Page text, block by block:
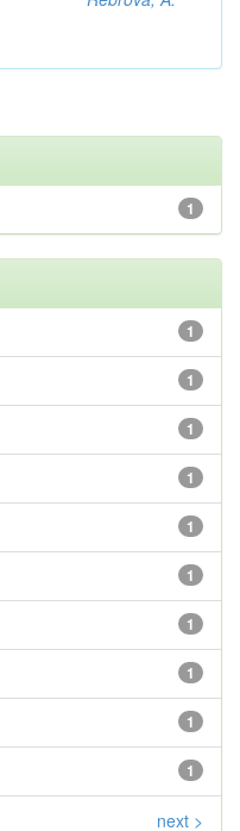
1
1
1
1
1
1
1
1
1
1
1
next >